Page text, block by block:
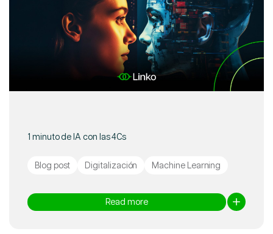
1 minuto de IA con las 4Cs
Blog post Digitalización Machine Learning
Read more